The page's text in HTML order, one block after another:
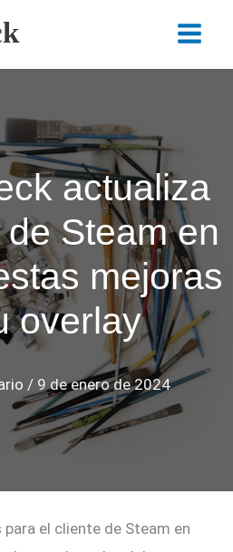
Main
actualiza
Steam en
mejoras
overlay
/ 9 de enero de 2024
el cliente de Steam en